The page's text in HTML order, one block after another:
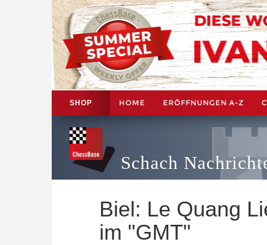
SHOP HOME ERÖFFNUNGEN A-Z
Schach
Biel: Le Quang
im "GMT"